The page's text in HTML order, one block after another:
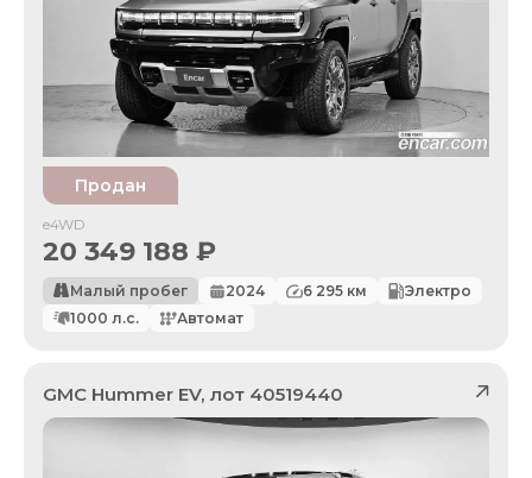
Продан
e4WD
20 349 188 ₽
Малый пробег 2024 6 295 км
Электро
1000 л.с. Автомат
GMC Hummer EV, лот 40519440